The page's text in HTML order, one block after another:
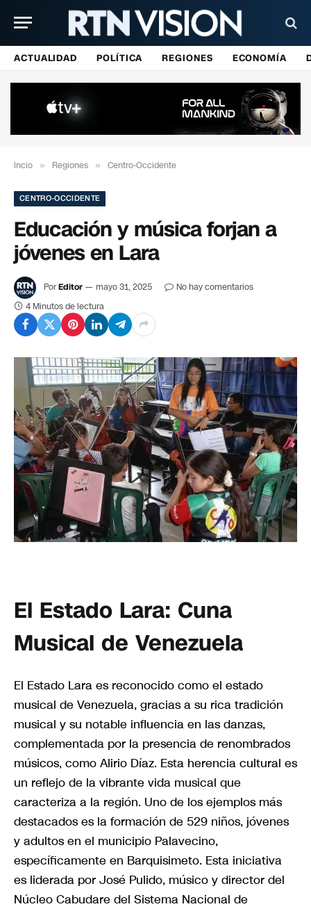
ACTUALIDAD POLÍTICA REGIONES ECONOMÍA
Incio » Regiones » Centro-Occidente
CENTRO-OCCIDENTE
Educación y música forjan a
jóvenes en Lara
PorEditor mayo 31, 2025
No hay comentarios
4 Minutos de lectura
El Estado Lara: Cuna
Musical de Venezuela
El Estado Lara es reconocido como el estado
musical de Venezuela, gracias a su rica tradición
musical y su notable influencia en las danzas,
complementada por la presencia de renombrados
músicos, como Alirio Díaz. Esta herencia cultural es
un reflejo de la vibrante vida musical que
caracteriza a la región. Uno de los ejemplos más
destacados es la formación de 529 niños, jóvenes
y adultos en el municipio Palavecino,
específicamente en Barquisimeto. Esta iniciativa
es liderada por José Pulido, músico y director del
Núcleo Cabudare del Sistema Nacional de